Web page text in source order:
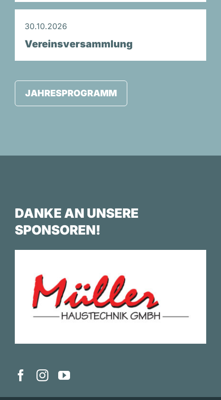
30.10.2026
Vereinsversammlung
JAHRESPROGRAMM
DANKE AN UNSERE
SPONSOREN!